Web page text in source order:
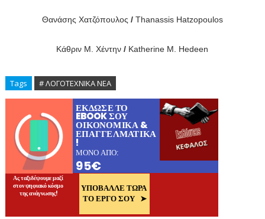
Θανάσης Χατζόπουλος / Thanassis Hatzopoulos
Κάθριν M.Χέντην/ Katherine M. Hedeen
Tags # ΛΟΓΟΤΕΧΝΙΚΑ ΝΕΑ